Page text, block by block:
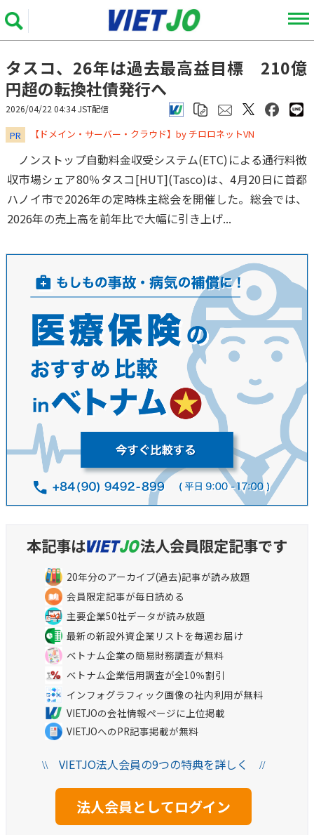
タスコ、26年は過去最高益目標 210億
円超の転換社債発行へ
2026/04/22 04:34 JST配信
PR ​​​​​​​【ドメイン・サーバー・クラウド】by チロロネットVN
ノンストップ自動料金収受システム(ETC)による通行料徴
収市場シェア80％タスコ[HUT](Tasco)は、4月20日に首都
ハノイ市で2026年の定時株主総会を開催した。総会では、
2026年の売上高を前年比で大幅に引き上げ...
本記事は 法人会員限定記事です
20年分のアーカイブ(過去)記事が読み放題
会員限定記事が毎日読める
主要企業50社データが読み放題
最新の新設外資企業リストを毎週お届け
ベトナム企業の簡易財務調査が無料
ベトナム企業信用調査が全10％割引
インフォグラフィック画像の社内利用が無料
VIETJOの会社情報ページに上位掲載
VIETJOへのPR記事掲載が無料
\\VIETJO法人会員の9つの特典を詳しく //